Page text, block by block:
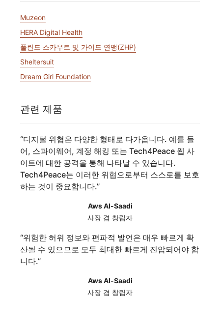
Muzeon
HERA Digital Health
폴란드 스카우트 및 가이드 연맹(ZHP)
Sheltersuit
Dream Girl Foundation
관련 제품
“디지털 위협은 다양한 형태로 다가옵니다. 예를 들
어, 스파이웨어, 계정 해킹 또는 Tech4Peace 웹 사
이트에 대한 공격을 통해 나타날 수 있습니다.
Tech4Peace는 이러한 위협으로부터 스스로를 보호
하는 것이 중요합니다.”
Aws Al-Saadi
사장 겸 창립자
“위험한 허위 정보와 편파적 발언은 매우 빠르게 확
산될 수 있으므로 모두 최대한 빠르게 진압되어야 합
니다.”
Aws Al-Saadi
사장 겸 창립자